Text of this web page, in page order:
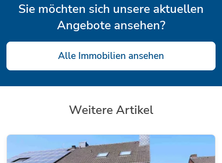
Sie möchten sich unsere aktuellen
Angebote ansehen?
Alle Immobilien ansehen
Weitere Artikel